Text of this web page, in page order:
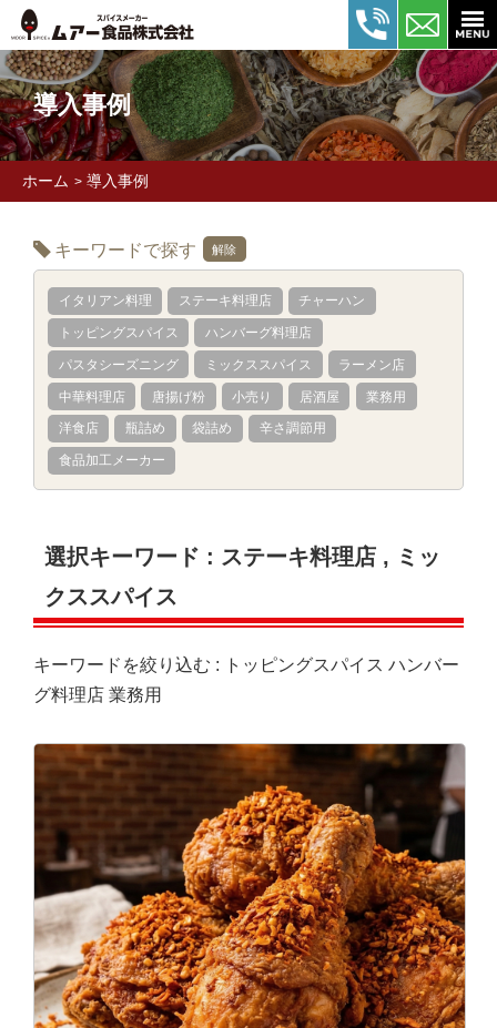
導入事例
ホーム > 導入事例
キーワードで探す 解除
イタリアン料理 ステーキ料理店 チャーハン
トッピングスパイス ハンバーグ料理店
パスタシーズニング ミックススパイス ラーメン店
中華料理店 唐揚げ粉 小売り 居酒屋 業務用
洋食店 瓶詰め 袋詰め 辛さ調節用
食品加工メーカー
選択キーワード : ステーキ料理店 , ミッ
クススパイス
キーワードを絞り込む : トッピングスパイス ハンバー
グ料理店 業務用